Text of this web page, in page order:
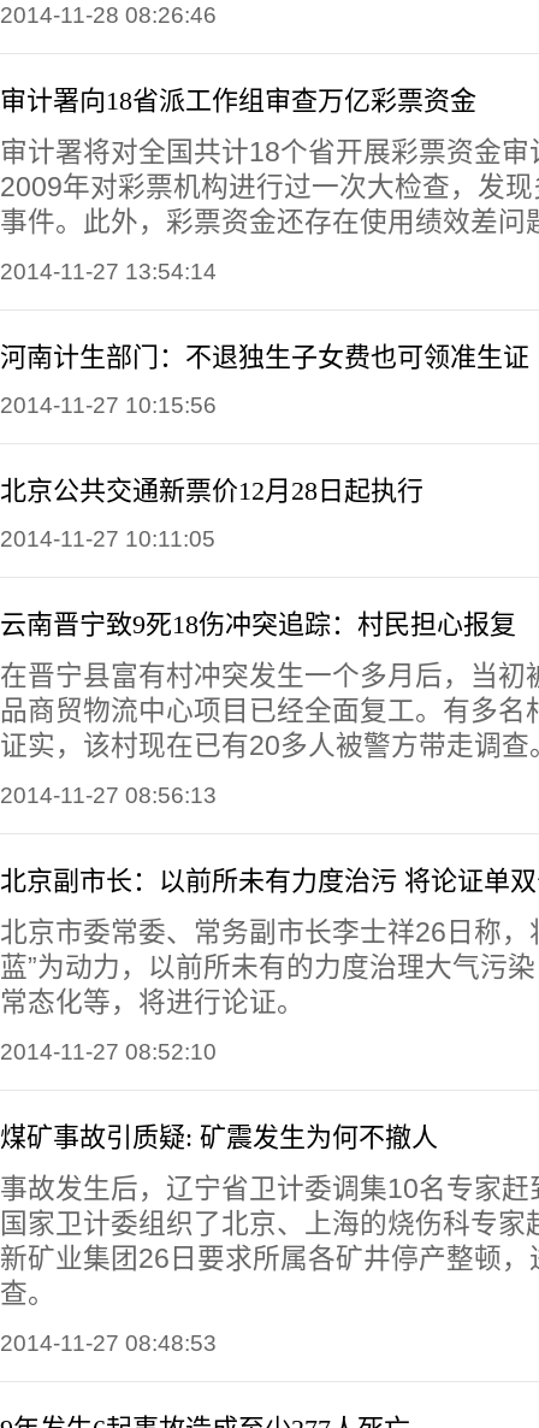
2014-11-28 08:26:46
审计署向18省派工作组审查万亿彩票资金
审计署将对全国共计18个省开展彩票资金
2009年对彩票机构进行过一次大检查，发
事件。此外，彩票资金还存在使用绩效差问
2014-11-27 13:54:14
河南计生部门：不退独生子女费也可领准生证
2014-11-27 10:15:56
北京公共交通新票价12月28日起执行
2014-11-27 10:11:05
云南晋宁致9死18伤冲突追踪：村民担心报复
在晋宁县富有村冲突发生一个多月后，当初
品商贸物流中心项目已经全面复工。有多名
证实，该村现在已有20多人被警方带走调查
2014-11-27 08:56:13
北京副市长：以前所未有力度治污 将论证单
北京市委常委、常务副市长李士祥26日称，
蓝”为动力，以前所未有的力度治理大气污
常态化等，将进行论证。
2014-11-27 08:52:10
煤矿事故引质疑: 矿震发生为何不撤人
事故发生后，辽宁省卫计委调集10名专家
国家卫计委组织了北京、上海的烧伤科专家
新矿业集团26日要求所属各矿井停产整顿
查。
2014-11-27 08:48:53